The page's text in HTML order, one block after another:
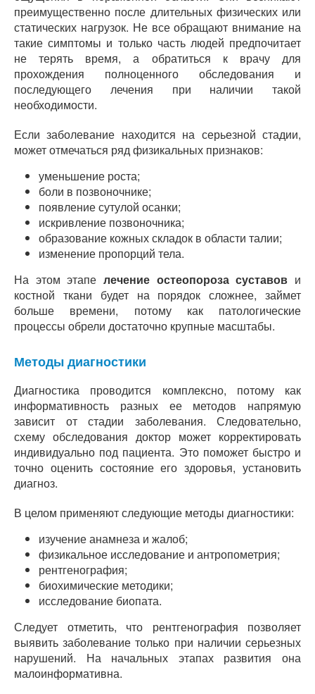
преимущественно после длительных физических или
статических нагрузок. Не все обращают внимание на
такие симптомы и только часть людей предпочитает
не терять время, а обратиться к врачу для
прохождения полноценного обследования и
последующего лечения при наличии такой
необходимости.
Если заболевание находится на серьезной стадии,
может отмечаться ряд физикальных признаков:
уменьшение роста;
боли в позвоночнике;
появление сутулой осанки;
искривление позвоночника;
образование кожных складок в области талии;
изменение пропорций тела.
На этом этапе лечение остеопороза суставов и
костной ткани будет на порядок сложнее, займет
больше времени, потому как патологические
процессы обрели достаточно крупные масштабы.
Методы диагностики
Диагностика проводится комплексно, потому как
информативность разных ее методов напрямую
зависит от стадии заболевания. Следовательно,
схему обследования доктор может корректировать
индивидуально под пациента. Это поможет быстро и
точно оценить состояние его здоровья, установить
диагноз.
В целом применяют следующие методы диагностики:
изучение анамнеза и жалоб;
физикальное исследование и антропометрия;
рентгенография;
биохимические методики;
исследование биопата.
Следует отметить, что рентгенография позволяет
выявить заболевание только при наличии серьезных
нарушений. На начальных этапах развития она
малоинформативна.